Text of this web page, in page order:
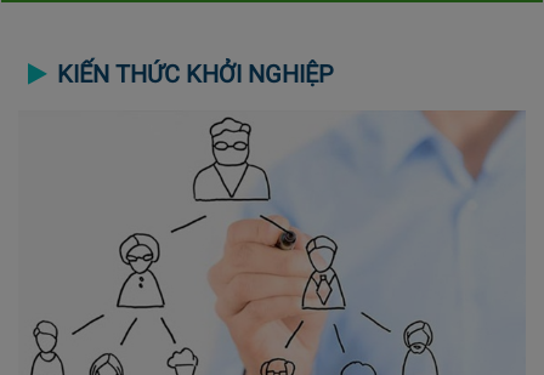
KIẾN THỨC KHỞI NGHIỆP